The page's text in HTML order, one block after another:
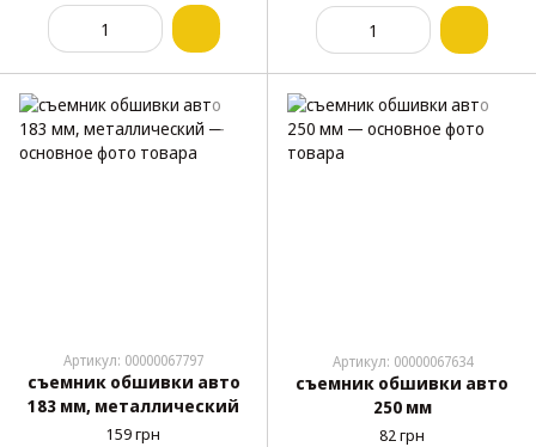
Артикул: 00000067797
съемник обшивки авто
183 мм, металлический
159 грн
Артикул: 00000067634
съемник обшивки авто
250 мм
82 грн